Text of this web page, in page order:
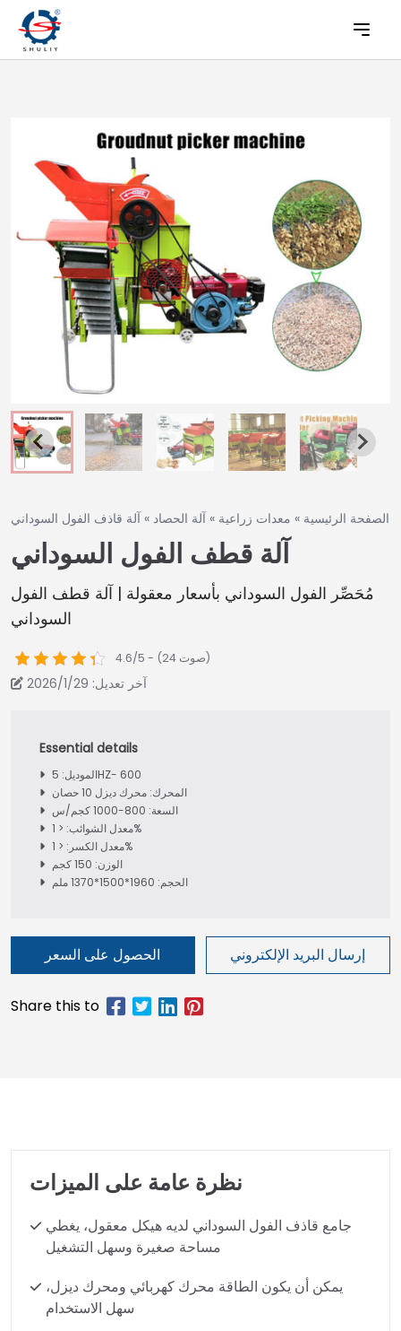
الصفحة الرئيسية » معدات زراعية »آلة الحصاد »آلة قاذف الفول السوداني
آلة قطف الفول السوداني
مُحَصِّر الفول السوداني بأسعار معقولة | آلة قطف الفول
السوداني
4.6/5 - (24 صوت)
آخر تعديل: 2026/1/29
الموديل: 5HZ- 600
المحرك: محرك ديزل 10 حصان
السعة: 800-1000 كجم/س
معدل الشوائب: < 1%
معدل الكسر: < 1%
الوزن: 150 كجم
الحجم: 1960*1500*1370 ملم
الحصول على السعر إرسال البريد الإلكتروني
نظرة عامة على الميزات
جامع قاذف الفول السوداني لديه هيكل معقول، يغطي
مساحة صغيرة وسهل التشغيل
يمكن أن يكون الطاقة محرك كهربائي ومحرك ديزل،
سهل الاستخدام